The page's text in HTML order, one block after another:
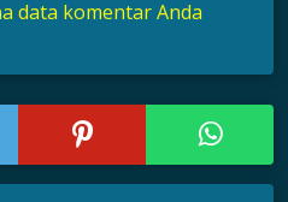
data komentar Anda